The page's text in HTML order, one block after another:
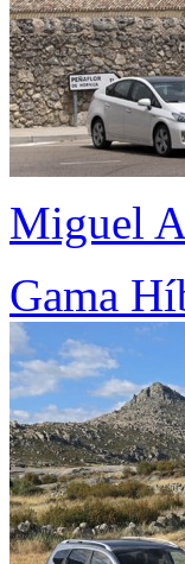
Miguel
Gama